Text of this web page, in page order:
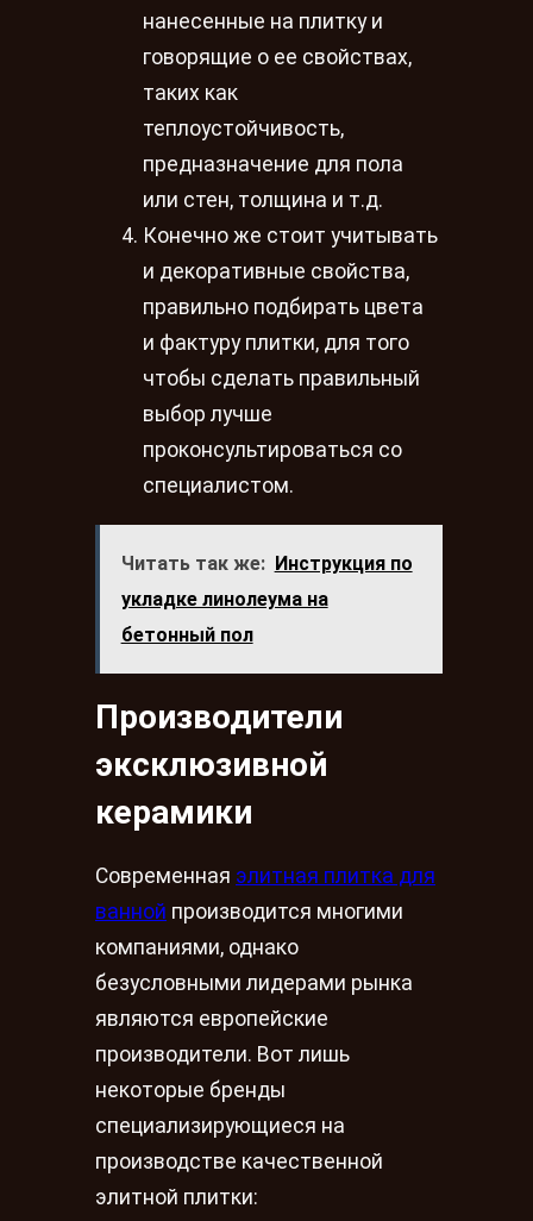
нанесенные на плитку и
говорящие о ее свойствах,
таких как
теплоустойчивость,
предназначение для пола
или стен, толщина и т.д.
Конечно же стоит учитывать
и декоративные свойства,
правильно подбирать цвета
и фактуру плитки, для того
чтобы сделать правильный
выбор лучше
проконсультироваться со
специалистом.
Читать так же:
Инструкция по
укладке линолеума на
бетонный пол
Производители
эксклюзивной
керамики
Современная элитная плитка для
ванной производится многими
компаниями, однако
безусловными лидерами рынка
являются европейские
производители. Вот лишь
некоторые бренды
специализирующиеся на
производстве качественной
элитной плитки: